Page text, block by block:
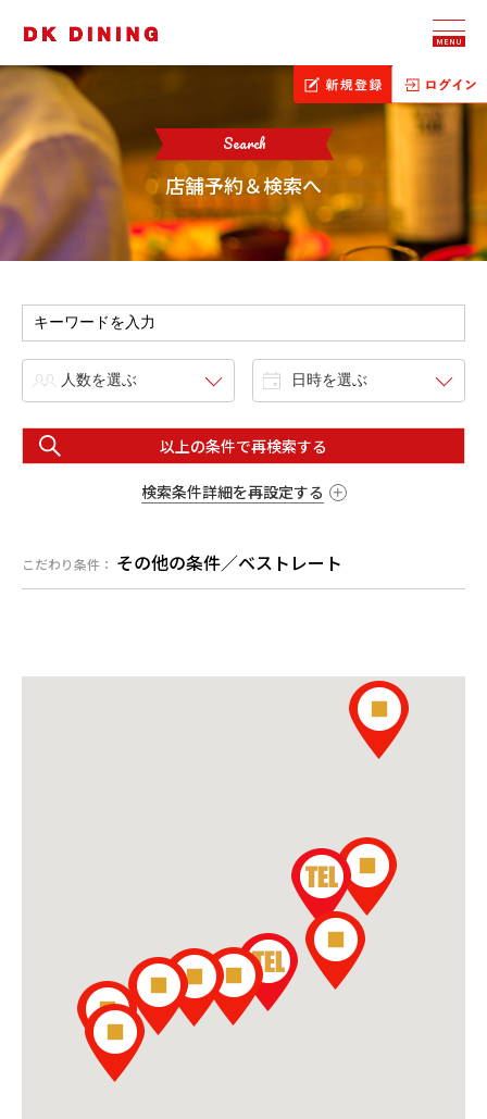
MENU
Search
店舗予約＆検索へ
検索条件詳細を再設定する
こだわり条件： その他の条件／ベストレート